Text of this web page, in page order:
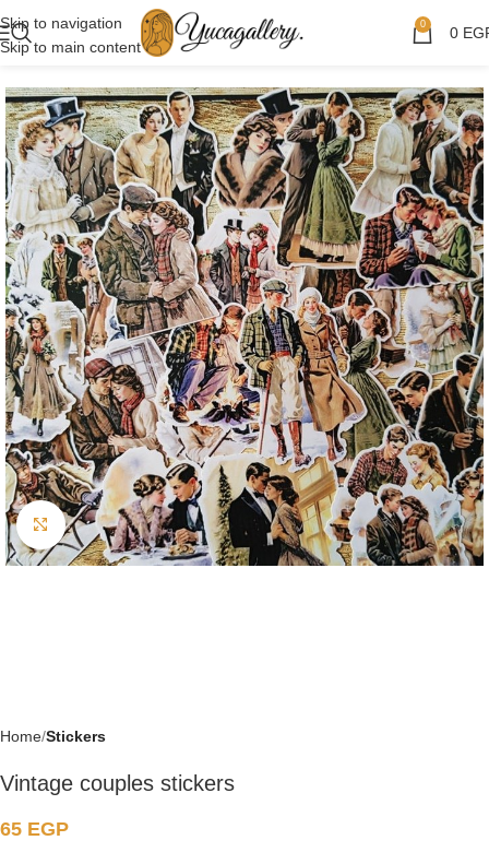
Skip to navigation
Skip to main content
0 0
Click to enlarge
Home Stickers
Vintage couples stickers
65 EGP